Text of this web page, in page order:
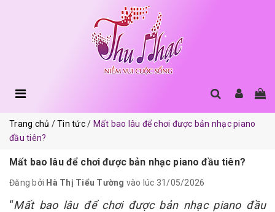
Trang chủ Tin tức
Mất bao lâu để chơi được bản nhạc piano
đầu tiên?
Mất bao lâu để chơi được bản nhạc piano đầu tiên?
Đăng bởi Hà Thị Tiểu Tường vào lúc 31/05/2026
“Mất bao lâu để chơi được bản nhạc piano đầu